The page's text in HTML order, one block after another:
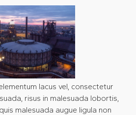
lacus vel, consectetur
risus in malesuada lobortis,
malesuada augue ligula non